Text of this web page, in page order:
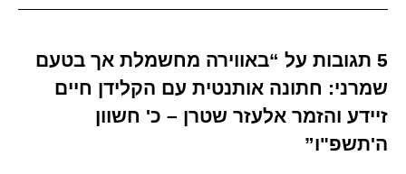
5 תגובות על “באווירה מחשמלת אך בטעם
שמרני: חתונה אותנטית עם הקלידן חיים
זיידע והזמר אלעזר שטרן – כ' חשוון
ה'תשפ"ו”